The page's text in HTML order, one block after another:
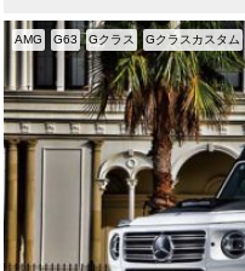
AMG G63 Gクラス Gクラスカスタム